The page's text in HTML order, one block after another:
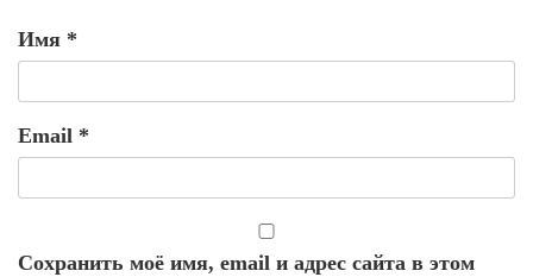
Имя *
Email *
Сохранить моё имя, email и адрес сайта в этом